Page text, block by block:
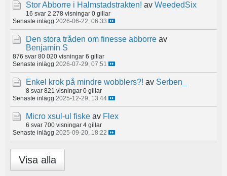
Stor Abborre i Halmstadstrakten! av WeededSix
16 svar 2 278 visningar 0 gillar
Senaste inlägg 2026-06-22, 06:33
Den stora tråden om finesse abborre av
Benjamin S
876 svar 80 020 visningar 6 gillar
Senaste inlägg 2026-07-29, 07:51
Enkel krok på mindre wobblers?! av Serben_
8 svar 821 visningar 0 gillar
Senaste inlägg 2025-12-29, 13:44
Micro xsul-ul fiske av Flex
6 svar 700 visningar 4 gillar
Senaste inlägg 2025-09-20, 18:22
Visa alla